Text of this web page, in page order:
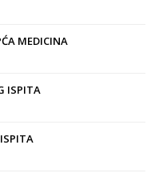
MEDICINA
ISPITA